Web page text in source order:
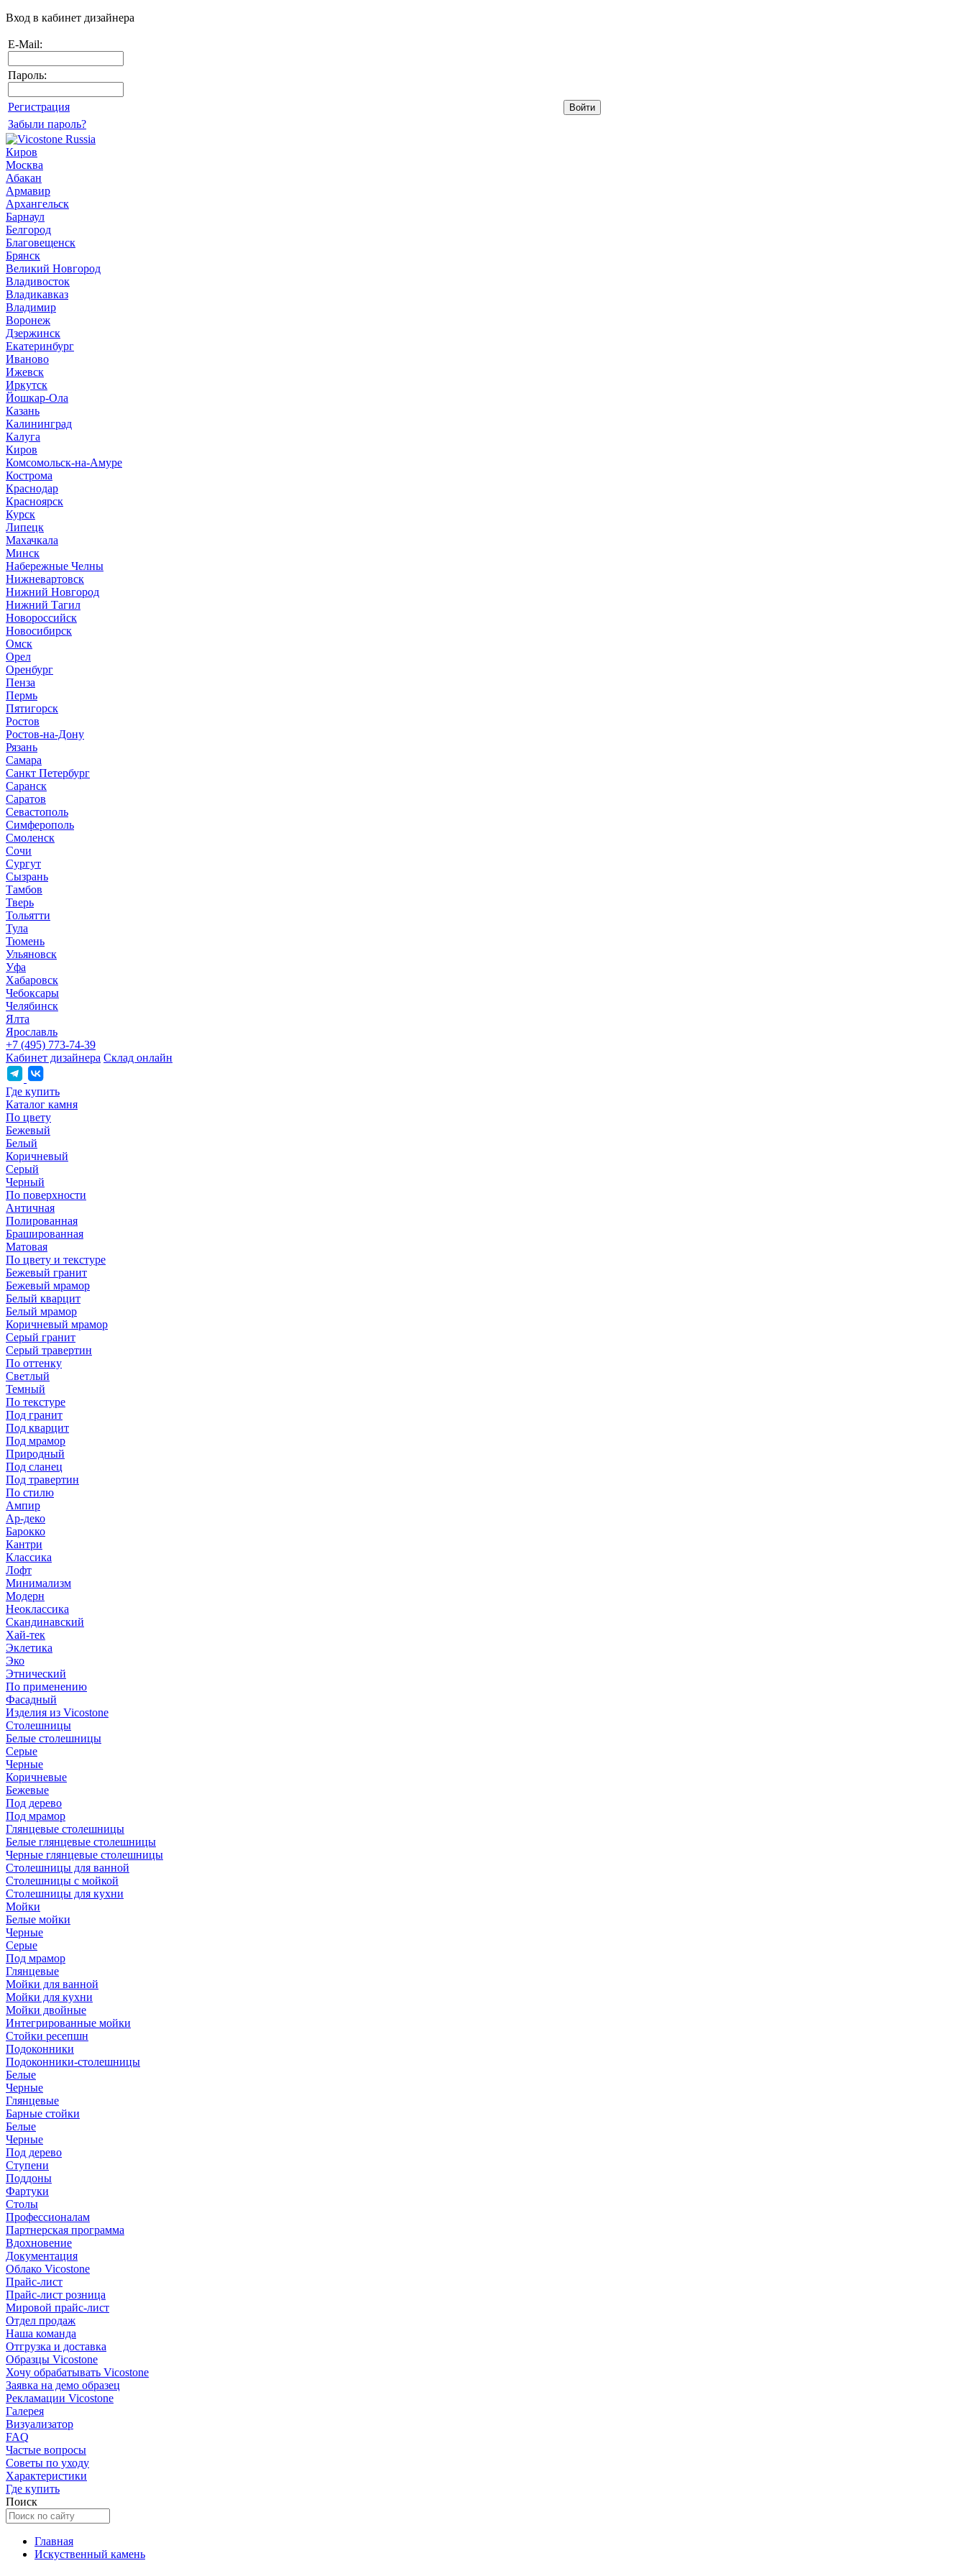
Вход в кабинет дизайнера
E-Mail:
Пароль:
Регистрация
Забыли пароль?
Киров
Москва
Абакан
Армавир
Архангельск
Барнаул
Белгород
Благовещенск
Брянск
Великий Новгород
Владивосток
Владикавказ
Владимир
Воронеж
Дзержинск
Екатеринбург
Иваново
Ижевск
Иркутск
Йошкар-Ола
Казань
Калининград
Калуга
Киров
Комсомольск-на-Амуре
Кострома
Краснодар
Красноярск
Курск
Липецк
Махачкала
Минск
Набережные Челны
Нижневартовск
Нижний Новгород
Нижний Тагил
Новороссийск
Новосибирск
Омск
Орел
Оренбург
Пенза
Пермь
Пятигорск
Ростов
Ростов-на-Дону
Рязань
Самара
Санкт Петербург
Саранск
Саратов
Севастополь
Симферополь
Смоленск
Сочи
Сургут
Сызрань
Тамбов
Тверь
Тольятти
Тула
Тюмень
Ульяновск
Уфа
Хабаровск
Чебоксары
Челябинск
Ялта
Ярославль
+7 (495) 773-74-39
Кабинет дизайнера Склад онлайн
Где купить
Каталог камня
По цвету
Бежевый
Белый
Коричневый
Серый
Черный
По поверхности
Античная
Полированная
Брашированная
Матовая
По цвету и текстуре
Бежевый гранит
Бежевый мрамор
Белый кварцит
Белый мрамор
Коричневый мрамор
Серый гранит
Серый травертин
По оттенку
Светлый
Темный
По текстуре
Под гранит
Под кварцит
Под мрамор
Природный
Под сланец
Под травертин
По стилю
Ампир
Ар-деко
Барокко
Кантри
Классика
Лофт
Минимализм
Модерн
Неоклассика
Скандинавский
Хай-тек
Эклетика
Эко
Этнический
По применению
Фасадный
Изделия из Vicostone
Столешницы
Белые столешницы
Серые
Черные
Коричневые
Бежевые
Под дерево
Под мрамор
Глянцевые столешницы
Белые глянцевые столешницы
Черные глянцевые столешницы
Столешницы для ванной
Столешницы с мойкой
Столешницы для кухни
Мойки
Белые мойки
Черные
Серые
Под мрамор
Глянцевые
Мойки для ванной
Мойки для кухни
Мойки двойные
Интегрированные мойки
Стойки ресепшн
Подоконники
Подоконники-столешницы
Белые
Черные
Глянцевые
Барные стойки
Белые
Черные
Под дерево
Ступени
Поддоны
Фартуки
Столы
Профессионалам
Партнерская программа
Вдохновение
Документация
Облако Vicostone
Прайс-лист
Прайс-лист розница
Мировой прайс-лист
Отдел продаж
Наша команда
Отгрузка и доставка
Образцы Vicostone
Хочу обрабатывать Vicostone
Заявка на демо образец
Рекламации Vicostone
Галерея
Визуализатор
FAQ
Частые вопросы
Советы по уходу
Характеристики
Где купить
Поиск
Главная
Искуственный камень